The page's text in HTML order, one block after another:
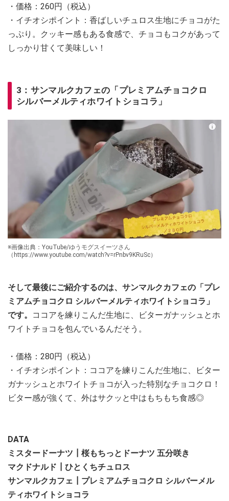
・価格：260円（税込）
・イチオシポイント：香ばしいチュロス生地にチョコがた
っぷり。クッキー感もある食感で、チョコもコクがあって
しっかり甘くて美味しい！
3：サンマルクカフェの「プレミアムチョコクロ
シルバーメルティホワイトショコラ」
※画像出典：YouTube/ゆうモグスイーツさん
（https://www.youtube.com/watch?v=rPnbv9KRuSc）
そして最後にご紹介するのは、サンマルクカフェの「プレ
ミアムチョコクロ シルバーメルティホワイトショコラ」
です。
ココアを練りこんだ生地に、ビターガナッシュとホ
ワイトチョコを包んでいるんだそう。
・価格：280円（税込）
・イチオシポイント：ココアを練りこんだ生地に、ビター
ガナッシュとホワイトチョコが入った特別なチョコクロ！
ビター感が強くて、外はサクッと中はもちもち食感◎
DATA
ミスタードーナツ┃桜もちっとドーナツ 五分咲き
マクドナルド┃ひとくちチュロス
サンマルクカフェ┃プレミアムチョコクロ シルバーメル
ティホワイトショコラ